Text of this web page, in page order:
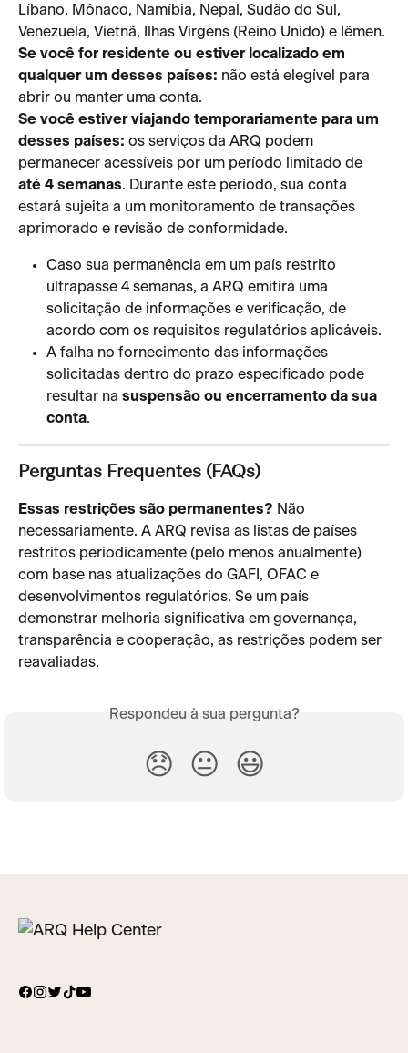
Líbano, Mônaco, Namíbia, Nepal, Sudão do Sul,
Venezuela, Vietnã, Ilhas Virgens (Reino Unido) e Iêmen.
Se você for residente ou estiver localizado em
qualquer um desses países: não está elegível para
abrir ou manter uma conta.
Se você estiver viajando temporariamente para um
desses países: os serviços da ARQ podem
permanecer acessíveis por um período limitado de
até 4 semanas. Durante este período, sua conta
estará sujeita a um monitoramento de transações
aprimorado e revisão de conformidade.
Caso sua permanência em um país restrito
ultrapasse 4 semanas, a ARQ emitirá uma
solicitação de informações e verificação, de
acordo com os requisitos regulatórios aplicáveis.
A falha no fornecimento das informações
solicitadas dentro do prazo especificado pode
resultar na suspensão ou encerramento da sua
conta.
Perguntas Frequentes (FAQs)
Essas restrições são permanentes? Não
necessariamente. A ARQ revisa as listas de países
restritos periodicamente (pelo menos anualmente)
com base nas atualizações do GAFI, OFAC e
desenvolvimentos regulatórios. Se um país
demonstrar melhoria significativa em governança,
transparência e cooperação, as restrições podem ser
reavaliadas.
Respondeu à sua pergunta?
😞 😐 😃